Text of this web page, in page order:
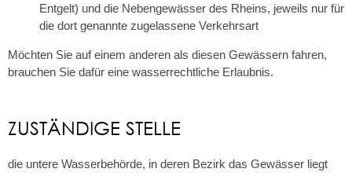
Entgelt) und die Nebengewässer des Rheins, jeweils nur für
die dort genannte zugelassene Verkehrsart
Möchten Sie auf einem anderen als diesen Gewässern fahren,
brauchen Sie dafür eine wasserrechtliche Erlaubnis.
ZUSTÄNDIGE STELLE
die untere Wasserbehörde, in deren Bezirk das Gewässer liegt